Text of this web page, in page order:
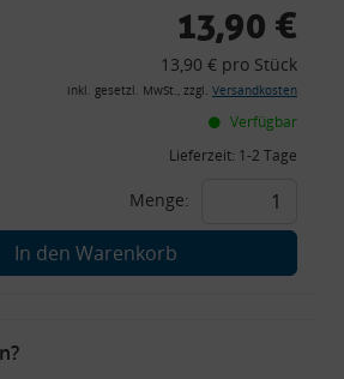
13,90 €
13,90 € pro Stück
inkl. gesetzl. MwSt., zzgl. Versandkosten
Verfügbar
Lieferzeit: 1-2 Tage
Menge:
In den Warenkorb